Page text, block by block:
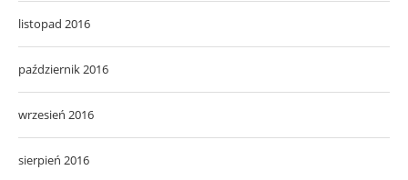
listopad 2016
październik 2016
wrzesień 2016
sierpień 2016